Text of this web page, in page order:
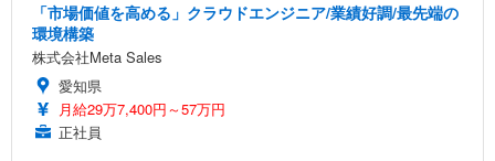
「市場価値を高める」クラウドエンジニア/業績好調/最先端の
環境構築
株式会社Meta Sales
愛知県
月給29万7,400円～57万円
正社員